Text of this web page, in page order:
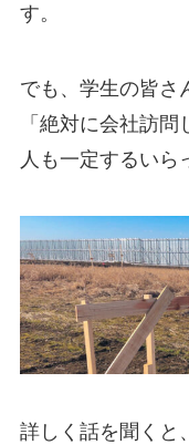
す。
でも、学生の皆さ
「絶対に会社訪
人も一定するいら
詳しく話を聞くと